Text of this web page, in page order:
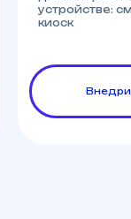
устройстве:
киоск